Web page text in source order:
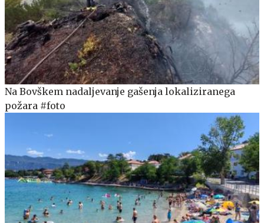
Na Bovškem nadaljevanje gašenja lokaliziranega
požara #foto